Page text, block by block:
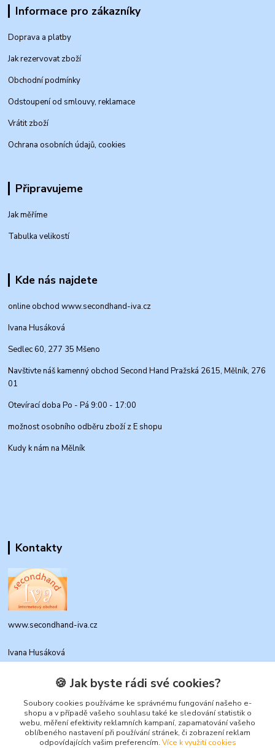
Informace pro zákazníky
Doprava a platby
Jak rezervovat zboží
Obchodní podmínky
Odstoupení od smlouvy, reklamace
Vrátit zboží
Ochrana osobních údajů, cookies
Připravujeme
Jak měříme
Tabulka velikostí
Kde nás najdete
online obchod www.secondhand-iva.cz
Ivana Husáková
Sedlec 60, 277 35 Mšeno
Navštivte náš kamenný obchod Second Hand Pražská 2615, Mělník, 276
01
Otevírací doba Po - Pá 9:00 - 17:00
možnost osobního odběru zboží z E shopu
Kudy k nám na Mělník
Kontakty
www.secondhand-iva.cz
Ivana Husáková
+420 315 695 684
(Po-Pá, 9-17 hod.)
info@secondhand-iva.cz
🍪 Jak byste rádi své cookies?
Soubory cookies používáme ke správnému fungování našeho e-
shopu a v případě vašeho souhlasu také ke sledování statistik o
webu, měření efektivity reklamních kampaní, zapamatování vašeho
oblíbeného nastavení při používání stránek, či zobrazení reklam
odpovídajících vašim preferencím. Více k využití cookies